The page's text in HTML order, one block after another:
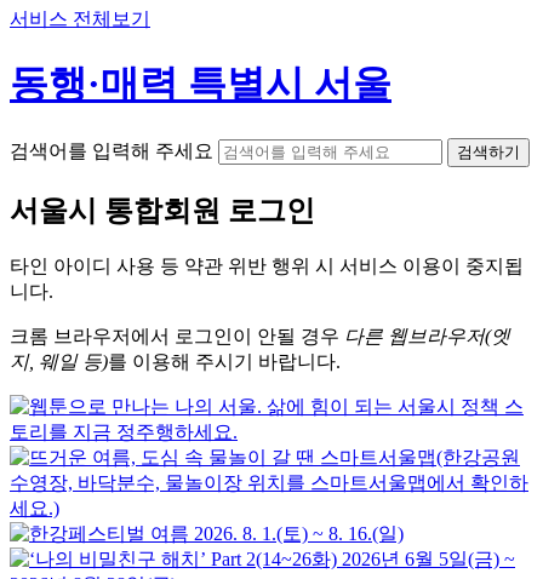
서비스 전체보기
동행·매력 특별시 서울
검색어를 입력해 주세요 검색하기
서울시 통합회원 로그인
타인 아이디 사용 등 약관 위반 행위 시 서비스 이용이 중지됩
니다.
크롬 브라우저에서 로그인이 안될 경우 다른 웹브라우저(엣
지, 웨일 등)를 이용해 주시기 바랍니다.